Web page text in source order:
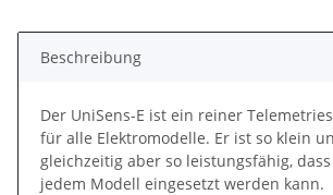
Beschreibung
Der UniSens-E ist ein reiner
für alle Elektromodelle. Er ist so klein
gleichzeitig aber so leistungsfähig,
jedem Modell eingesetzt werden kann.